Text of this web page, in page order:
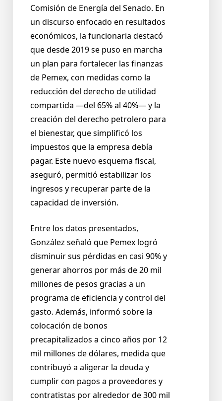
Comisión de Energía del Senado. En
un discurso enfocado en resultados
económicos, la funcionaria destacó
que desde 2019 se puso en marcha
un plan para fortalecer las finanzas
de Pemex, con medidas como la
reducción del derecho de utilidad
compartida —del 65% al 40%— y la
creación del derecho petrolero para
el bienestar, que simplificó los
impuestos que la empresa debía
pagar. Este nuevo esquema fiscal,
aseguró, permitió estabilizar los
ingresos y recuperar parte de la
capacidad de inversión.
Entre los datos presentados,
González señaló que Pemex logró
disminuir sus pérdidas en casi 90% y
generar ahorros por más de 20 mil
millones de pesos gracias a un
programa de eficiencia y control del
gasto. Además, informó sobre la
colocación de bonos
precapitalizados a cinco años por 12
mil millones de dólares, medida que
contribuyó a aligerar la deuda y
cumplir con pagos a proveedores y
contratistas por alrededor de 300 mil